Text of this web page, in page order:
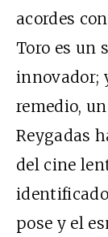
acordes
Toro es un
innovador;
remedio,
Reygadas
del cine
pose y el